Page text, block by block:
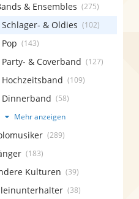
& Ensembles (275)
Schlager- & Oldies (102)
Pop (143)
Party- & Coverband (127)
Hochzeitsband (109)
Dinnerband (58)
Mehr anzeigen
(289)
(183)
Kulturen (39)
(38)